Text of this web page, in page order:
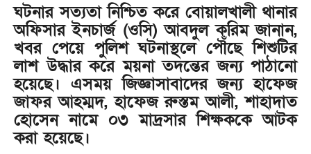
ঘটনার সত্যতা নিশ্চিত করে বোয়ালখালী থানার
অফিসার ইনচার্জ (ওসি) আবদুল করিম জানান,
খবর পেয়ে পুলিশ ঘটনাস্থলে পৌঁছে শিশুটির
লাশ উদ্ধার করে ময়না তদন্তের জন্য পাঠানো
হয়েছে। এসময় জিজ্ঞাসাবাদের জন্য হাফেজ
জাফর আহম্মদ, হাফেজ রুস্তম আলী, শাহাদাত
হোসেন নামে ০৩ মাদ্রসার শিক্ষককে আটক
করা হয়েছে।